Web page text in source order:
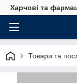
Харчові та
Товари та